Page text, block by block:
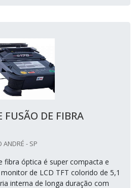
DE FIBRA
ANDRÉ - SP
fibra óptica é super compacta e
de LCD TFT colorido de 5,1
interna de longa duração com